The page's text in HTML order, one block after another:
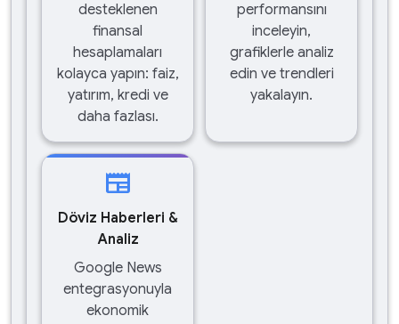
desteklenen
finansal
hesaplamaları
kolayca yapın: faiz,
yatırım, kredi ve
daha fazlası.
performansını
inceleyin,
grafiklerle analiz
edin ve trendleri
yakalayın.
newspaper
Döviz Haberleri &
Analiz
Google News
entegrasyonuyla
ekonomik